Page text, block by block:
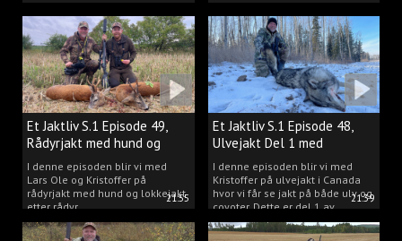
21:55
Et Jaktliv S.1 Episode 49,
Rådyrjakt med hund og
lokkejakt.
I denne episoden blir vi med
Lars Ole og Kristoffer på
rådyrjakt med hund og lokkejakt
etter rådyr.
21:39
Et Jaktliv S.1 Episode 48,
Ulvejakt Del 1 med
Kristoffer Clausen.
I denne episoden blir vi med
Kristoffer på ulvejakt i Canada
hvor vi får se jakt på både ulv og
coyoter. Dette er del 1 av
ulvejakten.